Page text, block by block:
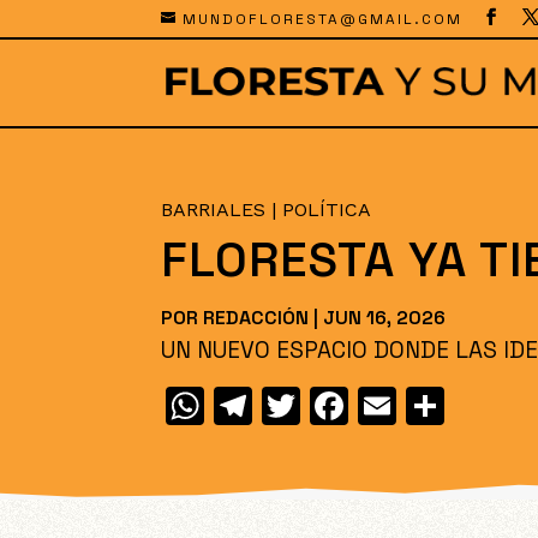
MUNDOFLORESTA@GMAIL.COM
BARRIALES | POLÍTICA
FLORESTA YA
POR REDACCIÓN JUN 16, 2026
UN NUEVO ESPACIO DONDE LAS
W
at
T
e
T
itt
F
c
E
ai m